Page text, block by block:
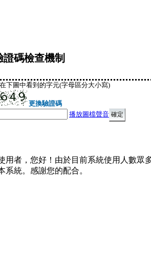
證碼檢查機制
下圖中看到的字元(字母區分大小寫)
更換驗證碼
播放圖檔聲音
用者，您好！由於目前系統使用人數眾
系統。感謝您的配合。